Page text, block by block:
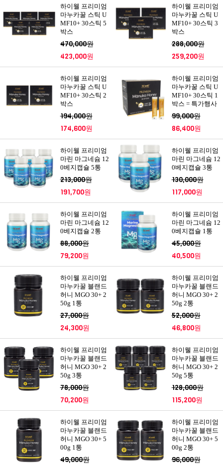
하이웰 프리미엄
마누카꿀 스틱 U
MF10+ 30스틱 5
박스
470,000원
423,000원
하이웰 프리미엄
마누카꿀 스틱 U
MF10+ 30스틱 3
박스
288,000원
259,200원
하이웰 프리미엄
마누카꿀 스틱 U
MF10+ 30스틱 2
박스
194,000원
174,600원
하이웰 프리미엄
마누카꿀 스틱 U
MF10+ 30스틱 1
박스 = 특가행사
99,000원
86,400원
하이웰 프리미엄
마린 마그네슘 12
0베지캡슐 5통
213,000원
191,700원
하이웰 프리미엄
마린 마그네슘 12
0베지캡슐 3통
130,000원
117,000원
하이웰 프리미엄
마린 마그네슘 12
0베지캡슐 2통
88,000원
79,200원
하이웰 프리미엄
마린 마그네슘 12
0베지캡슐 1통
45,000원
40,500원
하이웰 프리미엄
마누카꿀 블랜드
허니 MGO 30+ 2
50g 1통
27,000원
24,300원
하이웰 프리미엄
마누카꿀 블랜드
허니 MGO 30+ 2
50g 2통
52,000원
46,800원
하이웰 프리미엄
마누카꿀 블랜드
허니 MGO 30+ 2
50g 3통
78,000원
70,200원
하이웰 프리미엄
마누카꿀 블랜드
허니 MGO 30+ 2
50g 5통
128,000원
115,200원
하이웰 프리미엄
마누카꿀 블랜드
허니 MGO 30+ 5
00g 1통
49,000원
하이웰 프리미엄
마누카꿀 블랜드
허니 MGO 30+ 5
00g 2통
96,000원